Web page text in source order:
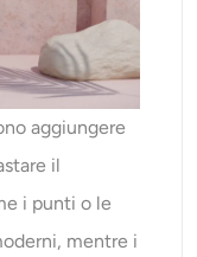
aggiungere
il
i punti o le
mentre i